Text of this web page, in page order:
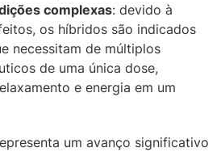
complexas: devido à
os híbridos são indicados
necessitam de múltiplos
de uma única dose,
e energia em um
um avanço significativo